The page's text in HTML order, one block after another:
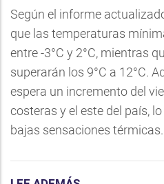
Según el informe
que las temperaturas
entre -3°C y 2°C, mientras
superarán los 9°C a 12°C.
espera un incremento del
costeras y el este del país,
bajas sensaciones térmicas.